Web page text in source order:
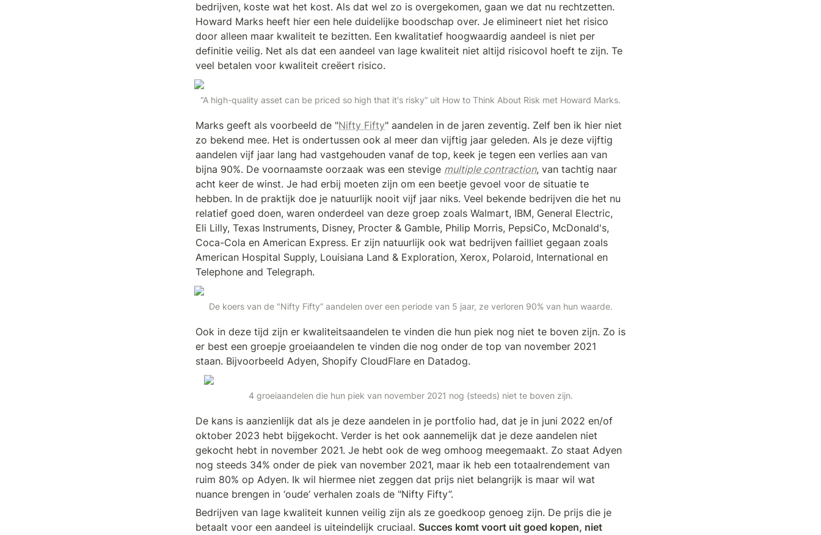
bedrijven, koste wat het kost. Als dat wel zo is overgekomen, gaan we dat nu rechtzetten.
Howard Marks heeft hier een hele duidelijke boodschap over. Je elimineert niet het risico
door alleen maar kwaliteit te bezitten. Een kwalitatief hoogwaardig aandeel is niet per
definitie veilig. Net als dat een aandeel van lage kwaliteit niet altijd risicovol hoeft te zijn. Te
veel betalen voor kwaliteit creëert risico.
“A high-quality asset can be priced so high that it's risky” uit How to Think About Risk met Howard Marks.
Marks geeft als voorbeeld de "Nifty Fifty" aandelen in de jaren zeventig. Zelf ben ik hier niet
zo bekend mee. Het is ondertussen ook al meer dan vijftig jaar geleden. Als je deze vijftig
aandelen vijf jaar lang had vastgehouden vanaf de top, keek je tegen een verlies aan van
bijna 90%. De voornaamste oorzaak was een stevige multiple contraction, van tachtig naar
acht keer de winst. Je had erbij moeten zijn om een beetje gevoel voor de situatie te
hebben. In de praktijk doe je natuurlijk nooit vijf jaar niks. Veel bekende bedrijven die het nu
relatief goed doen, waren onderdeel van deze groep zoals Walmart, IBM, General Electric,
Eli Lilly, Texas Instruments, Disney, Procter & Gamble, Philip Morris, PepsiCo, McDonald's,
Coca-Cola en American Express. Er zijn natuurlijk ook wat bedrijven failliet gegaan zoals
American Hospital Supply, Louisiana Land & Exploration, Xerox, Polaroid, International en
Telephone and Telegraph.
De koers van de "Nifty Fifty” aandelen over een periode van 5 jaar, ze verloren 90% van hun waarde.
Ook in deze tijd zijn er kwaliteitsaandelen te vinden die hun piek nog niet te boven zijn. Zo is
er best een groepje groeiaandelen te vinden die nog onder de top van november 2021
staan. Bijvoorbeeld Adyen, Shopify CloudFlare en Datadog.
4 groeiaandelen die hun piek van november 2021 nog (steeds) niet te boven zijn.
De kans is aanzienlijk dat als je deze aandelen in je portfolio had, dat je in juni 2022 en/of
oktober 2023 hebt bijgekocht. Verder is het ook aannemelijk dat je deze aandelen niet
gekocht hebt in november 2021. Je hebt ook de weg omhoog meegemaakt. Zo staat Adyen
nog steeds 34% onder de piek van november 2021, maar ik heb een totaalrendement van
ruim 80% op Adyen. Ik wil hiermee niet zeggen dat prijs niet belangrijk is maar wil wat
nuance brengen in ‘oude’ verhalen zoals de "Nifty Fifty”.
Bedrijven van lage kwaliteit kunnen veilig zijn als ze goedkoop genoeg zijn. De prijs die je
betaalt voor een aandeel is uiteindelijk cruciaal. Succes komt voort uit goed kopen, niet